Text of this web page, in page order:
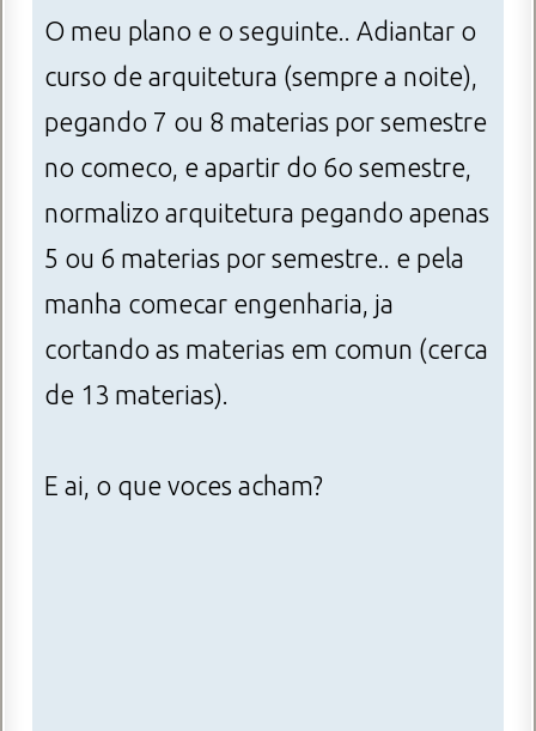
O meu plano e o seguinte.. Adiantar o
curso de arquitetura (sempre a noite),
pegando 7 ou 8 materias por semestre
no comeco, e apartir do 6o semestre,
normalizo arquitetura pegando apenas
5 ou 6 materias por semestre.. e pela
manha comecar engenharia, ja
cortando as materias em comun (cerca
de 13 materias).
E ai, o que voces acham?